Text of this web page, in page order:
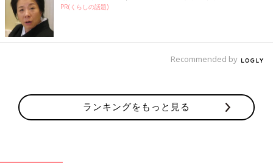
PR(くらしの話題)
Recommended by
ランキングをもっと見る